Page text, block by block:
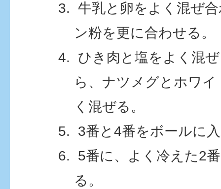
牛乳と卵をよく混ぜ
ン粉を更に合わせる。
ひき肉と塩をよく混
ら、ナツメグとホワ
く混ぜる。
3番と4番をボールに
5番に、よく冷えた2
る。